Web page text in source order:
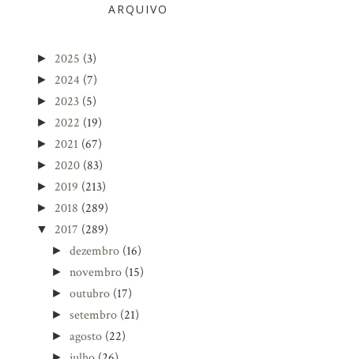
ARQUIVO
► 2025 (3)
► 2024 (7)
► 2023 (5)
► 2022 (19)
► 2021 (67)
► 2020 (83)
► 2019 (213)
► 2018 (289)
▼ 2017 (289)
►dezembro (16)
►novembro (15)
►outubro (17)
►setembro (21)
►agosto (22)